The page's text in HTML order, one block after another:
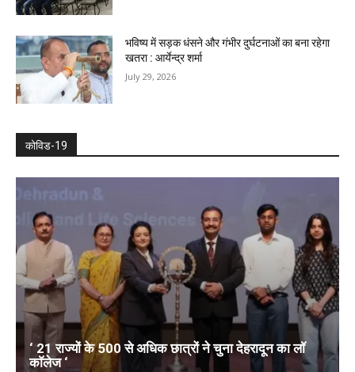
भविष्य में सड़क धंसने और गंभीर दुर्घटनाओं का बना रहेगा
खतरा : आर्येन्द्र शर्मा
July 29, 2026
कोविड-19
‘ 21 राज्यों के 500 से अधिक छात्रों ने चुना देहरादून का लाॅ
काॅलेज ‘